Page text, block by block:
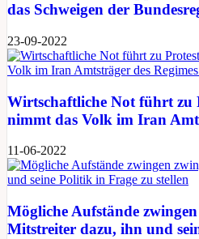
das Schweigen der
23-09-2022
Wirtschaftliche Not führt zu
nimmt das Volk im Iran
11-06-2022
Mögliche Aufstände
Mitstreiter dazu, ihn und